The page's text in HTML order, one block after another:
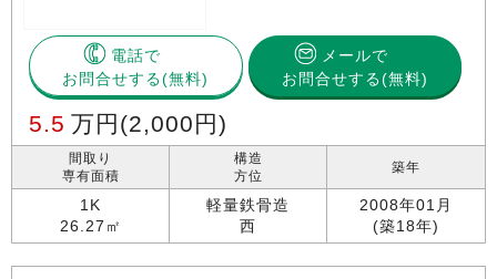
電話で
お問合せする
メールで
お問合せする(無料)
5.5 万円 (2,000円)
間取り
専有面積
1K
26.27㎡
構造
方位
軽量鉄骨造
西
築年
2008年01月
(築18年)